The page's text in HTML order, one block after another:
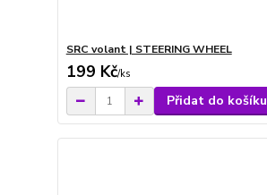
SRC volant | STEERING WHEEL
199 Kč/ks
Přidat do košíku